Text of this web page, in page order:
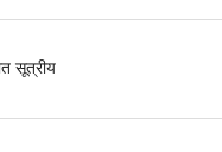
सूत्रीय